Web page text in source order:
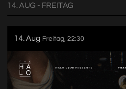
14. AUG - FREITAG
14. Aug Freitag, 22:30